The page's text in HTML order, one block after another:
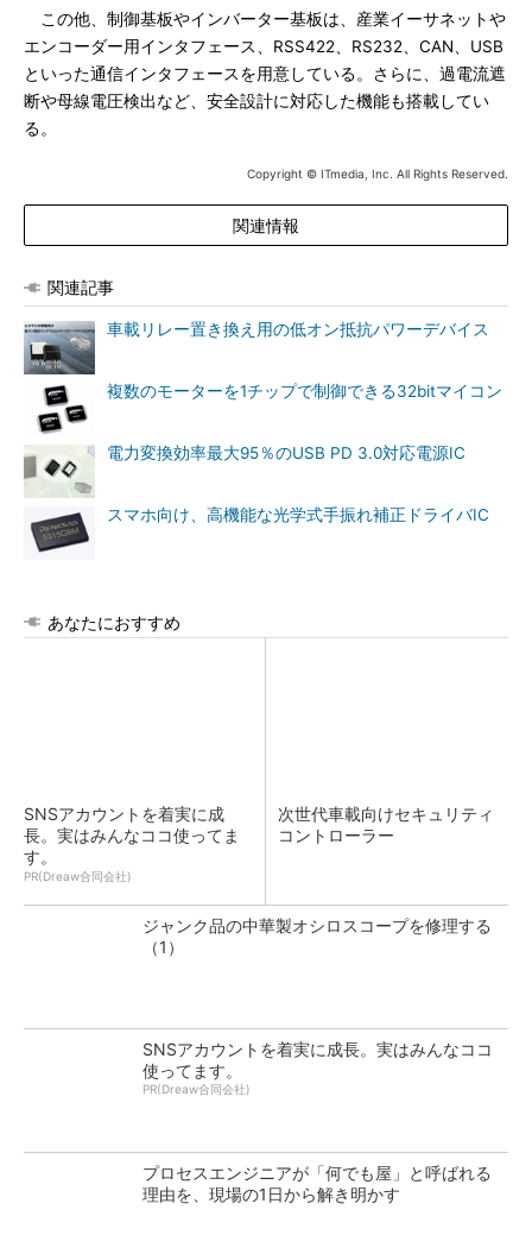
この他、制御基板やインバーター基板は、産業イーサネットや
エンコーダー用インタフェース、RSS422、RS232、CAN、USB
といった通信インタフェースを用意している。さらに、過電流遮
断や母線電圧検出など、安全設計に対応した機能も搭載してい
る。
Copyright © ITmedia, Inc. All Rights Reserved.
関連情報
関連記事
車載リレー置き換え用の低オン抵抗パワーデバイス
複数のモーターを1チップで制御できる32bitマイコン
電力変換効率最大95％のUSB PD 3.0対応電源IC
スマホ向け、高機能な光学式手振れ補正ドライバIC
あなたにおすすめ
SNSアカウントを着実に成
長。実はみんなココ使ってま
す。
PR(Dreaw合同会社)
次世代車載向けセキュリティ
コントローラー
ジャンク品の中華製オシロスコープを修理する
（1）
SNSアカウントを着実に成長。実はみんなココ
使ってます。
PR(Dreaw合同会社)
プロセスエンジニアが「何でも屋」と呼ばれる
理由を、現場の1日から解き明かす